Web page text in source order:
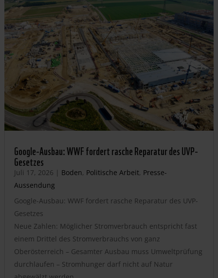
Google-Ausbau: WWF fordert rasche Reparatur des UVP-
Gesetzes
Juli 17, 2026 | Boden, Politische Arbeit, Presse-
Aussendung
Google-Ausbau: WWF fordert rasche Reparatur des UVP-
Gesetzes
Neue Zahlen: Möglicher Stromverbrauch entspricht fast
einem Drittel des Stromverbrauchs von ganz
Oberösterreich – Gesamter Ausbau muss Umweltprüfung
durchlaufen – Stromhunger darf nicht auf Natur